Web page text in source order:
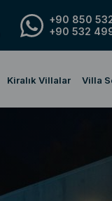
+90 850
+90 532
Kiralık Villalar Villa